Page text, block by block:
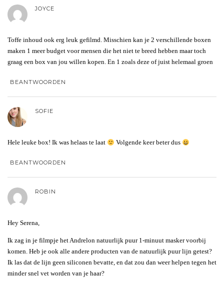
JOYCE
Toffe inhoud ook erg leuk gefilmd. Misschien kan je 2 verschillende boxen
maken 1 meer budget voor mensen die het niet te breed hebben maar toch
graag een box van jou willen kopen. En 1 zoals deze of juist helemaal groen
BEANTWOORDEN
SOFIE
Hele leuke box! Ik was helaas te laat Volgende keer beter dus
BEANTWOORDEN
ROBIN
Hey Serena,
Ik zag in je filmpje het Andrelon natuurlijk puur 1-minuut masker voorbij
komen. Heb je ook alle andere producten van de natuurlijk puur lijn getest?
Ik las dat de lijn geen siliconen bevatte, en dat zou dan weer helpen tegen het
minder snel vet worden van je haar?